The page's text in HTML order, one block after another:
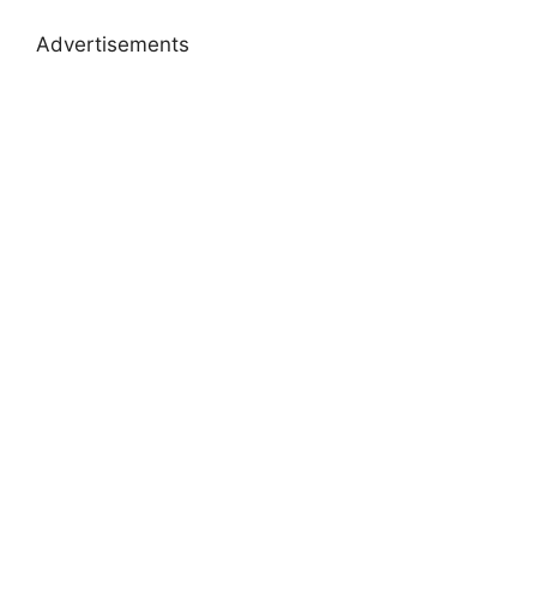
Advertisements